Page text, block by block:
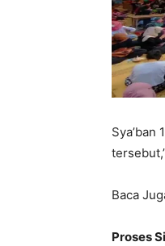
Baca
Proses